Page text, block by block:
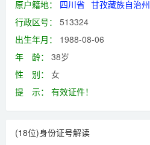
原户籍地：
四川省 甘孜藏族自治州
行政区号：
513324
出生年月：
1988-08-06
年 龄：
38岁
性 别：
女
提 示：
有效证件！
(18位)身份证号解读